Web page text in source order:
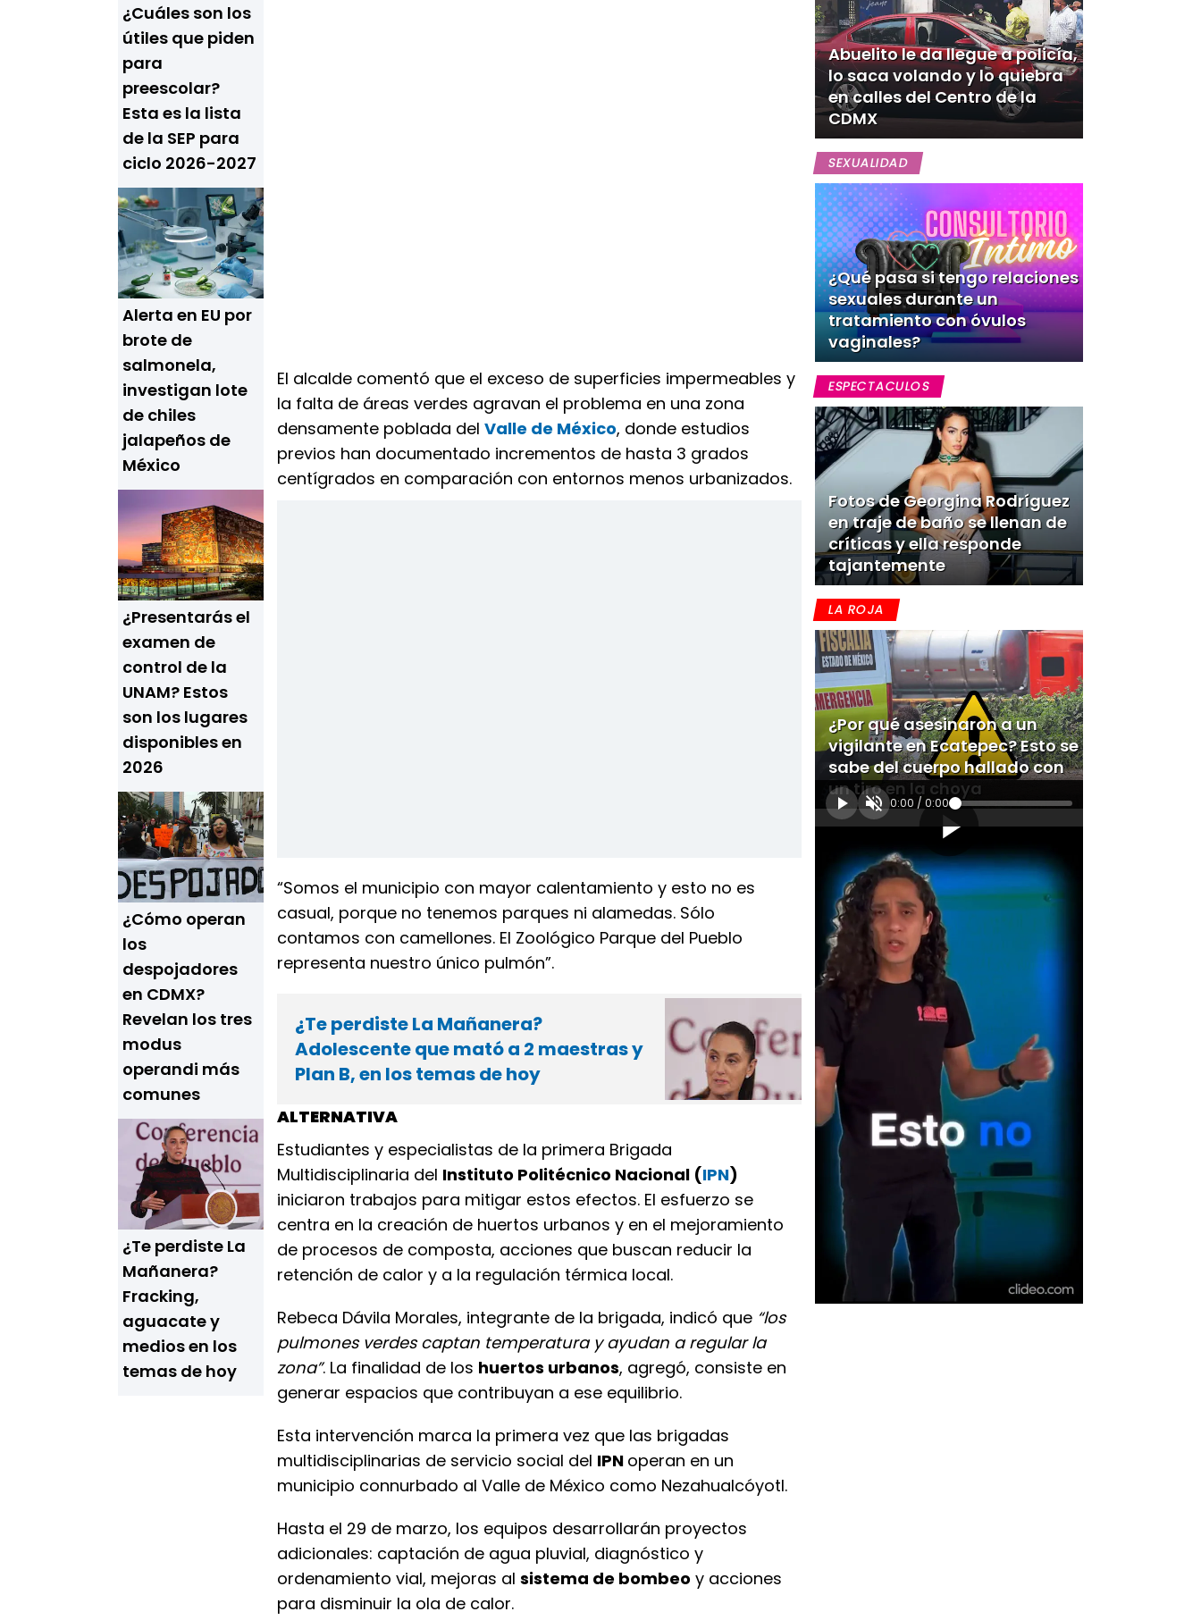
¿Cuáles son los
útiles que piden
para
preescolar?
Esta es la lista
de la SEP para
ciclo 2026-2027
Alerta en EU por
brote de
salmonela,
investigan lote
de chiles
jalapeños de
México
¿Presentarás el
examen de
control de la
UNAM? Estos
son los lugares
disponibles en
2026
¿Cómo operan
los
despojadores
en CDMX?
Revelan los tres
modus
operandi más
comunes
¿Te perdiste La
Mañanera?
Fracking,
aguacate y
medios en los
temas de hoy
El alcalde comentó que el exceso de superficies impermeables y
la falta de áreas verdes agravan el problema en una zona
densamente poblada del Valle de México, donde estudios
previos han documentado incrementos de hasta 3 grados
centígrados en comparación con entornos menos urbanizados.
“Somos el municipio con mayor calentamiento y esto no es
casual, porque no tenemos parques ni alamedas. Sólo
contamos con camellones. El Zoológico Parque del Pueblo
representa nuestro único pulmón”.
¿Te perdiste La Mañanera?
Adolescente que mató a 2 maestras y
Plan B, en los temas de hoy
ALTERNATIVA
Estudiantes y especialistas de la primera Brigada
Multidisciplinaria del Instituto Politécnico Nacional (IPN)
iniciaron trabajos para mitigar estos efectos. El esfuerzo se
centra en la creación de huertos urbanos y en el mejoramiento
de procesos de composta, acciones que buscan reducir la
retención de calor y a la regulación térmica local.
Rebeca Dávila Morales, integrante de la brigada, indicó que “los
pulmones verdes captan temperatura y ayudan a regular la
zona”. La finalidad de los huertos urbanos, agregó, consiste en
generar espacios que contribuyan a ese equilibrio.
Esta intervención marca la primera vez que las brigadas
multidisciplinarias de servicio social del IPN operan en un
municipio connurbado al Valle de México como Nezahualcóyotl.
Hasta el 29 de marzo, los equipos desarrollarán proyectos
adicionales: captación de agua pluvial, diagnóstico y
ordenamiento vial, mejoras al sistema de bombeo y acciones
para disminuir la ola de calor.
Abuelito le da llegue a policía,
lo saca volando y lo quiebra
en calles del Centro de la
CDMX
SEXUALIDAD
¿Qué pasa si tengo relaciones
sexuales durante un
tratamiento con óvulos
vaginales?
ESPECTACULOS
Fotos de Georgina Rodríguez
en traje de baño se llenan de
críticas y ella responde
tajantemente
LA ROJA
¿Por qué asesinaron a un
vigilante en Ecatepec? Esto se
sabe del cuerpo hallado con
un tiro en la choya
0:00 / 0:00
[Publicidad]